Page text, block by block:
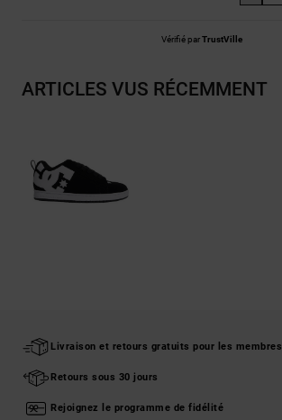
Vérifié parTrustVille
ARTICLES VUS RÉCEMMENT
Livraison et retours gratuits pour les membres
Retours sous 30 jours
Rejoignez le programme de fidélité